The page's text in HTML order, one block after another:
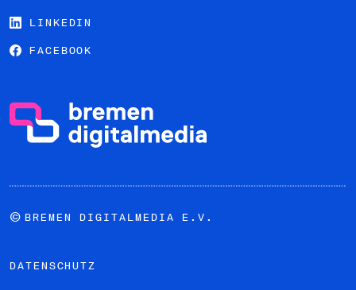
LINKEDIN
FACEBOOK
© BREMEN DIGITALMEDIA E.V.
DATENSCHUTZ